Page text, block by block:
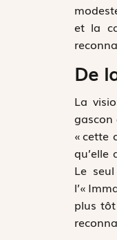
et la
De
La
gascon
« cette
Le
l’«
plus